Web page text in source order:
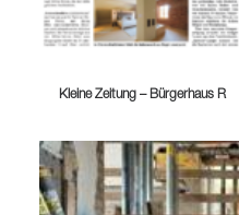
Kleine Zeitung – Bürgerhaus R